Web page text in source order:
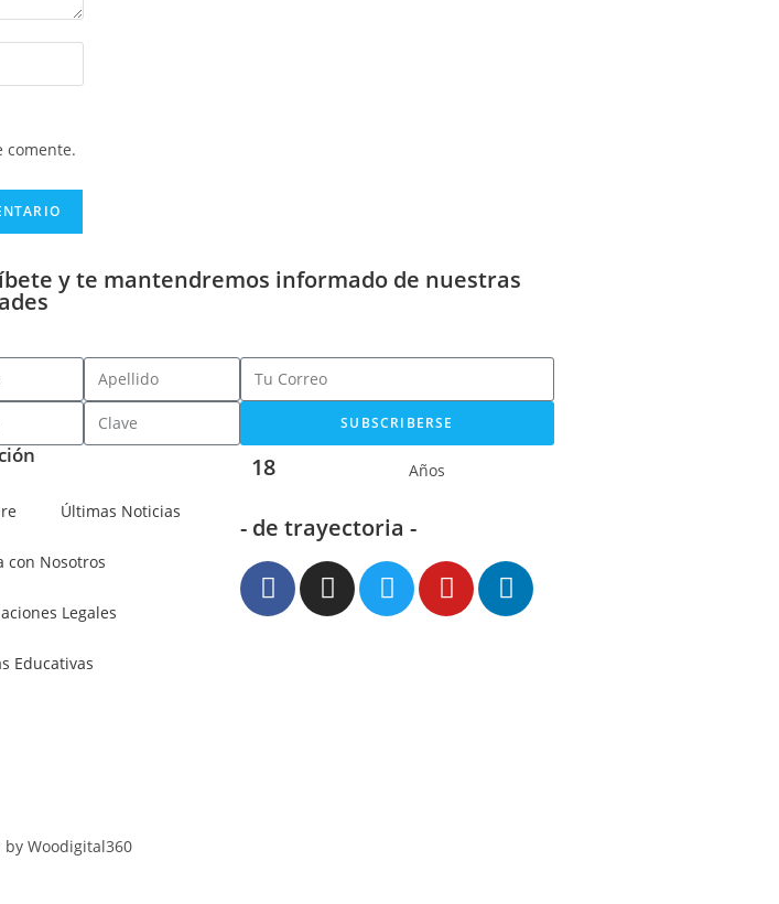
comente.
y te mantendremos informado de nuestras
SUBSCRIBERSE
Últimas Noticias
con Nosotros
Legales
Educativas
18 Años
- de trayectoria -
by Woodigital360